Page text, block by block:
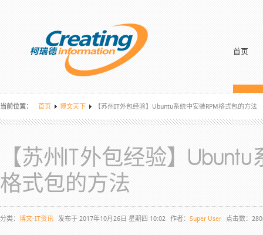
首页
当前位置： 首页 博文天下 【苏州IT外包经验】Ubuntu系统中安装RPM格式包的方法
【苏州IT外包经验】
格式包的方法
分类： 博文-IT资讯 发布于 2017年10月26日 星期四 10:02 作者： Super User 点击数：